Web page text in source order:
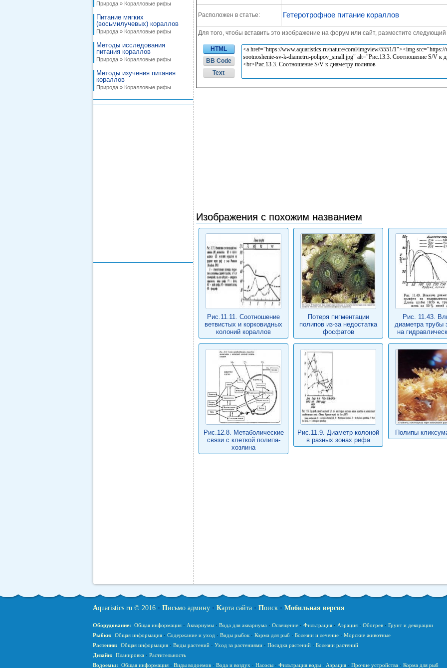
Природа » Коралловые рифы
Питание мягких
(восьмилучевых) кораллов
Природа » Коралловые рифы
Методы исследования
питания кораллов
Природа » Коралловые рифы
Методы изучения питания
кораллов
Природа » Коралловые рифы
Расположен в статье: Гетеротрофное питание кораллов
Для того, чтобы вставить это изображение на форум или сайт, разместите следующий
HTML
BB Code
Text
Изображения с похожим названием
Рис.11.11. Соотношение
ветвистых и корковидных
колоний кораллов
Потеря пигментации
полипов из-за недостатка
фосфатов
Рис. 11.43.
диаметра трубы
на
Рис.12.8. Метаболические
связи с клеткой полипа-
хозяина
Рис.11.9. Диаметр колоной
в разных зонах рифа
Полипы
Aquaristics.ru © 2016• Письмо админу• Карта сайта• Поиск• Мобильная версия
Оборудование: Общая информация· Аквариумы· Вода для аквариума· Освещение· Фильтрация· Аэрация· Обогрев· Грунт и декорации
Рыбки: Общая информация· Содержание и уход · Виды рыбок· Корма для рыб· Болезни и лечение· Морские животные
Растения: Общая информация· Виды растений· Уход за растениями· Посадка растений· Болезни растений
Дизайн: Планировка· Растительность
Водоемы: Общая информация· Виды водоемов· Вода и воздух · Насосы· Фильтрация воды· Аэрация· Прочие устройства· Корма для рыб